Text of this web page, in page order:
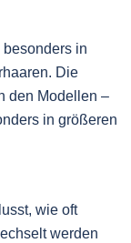
in
Die
den Modellen –
in größeren
wie oft
werden